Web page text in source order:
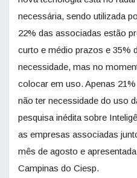
necessária, sendo utilizada
22% das associadas estão
curto e médio prazos e 35%
necessidade, mas no
colocar em uso. Apenas
não ter necessidade do uso
pesquisa inédita sobre
as empresas associadas
mês de agosto e
Campinas do Ciesp.